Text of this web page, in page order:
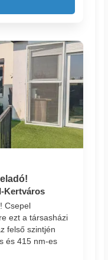
Kertváros
Csepel
ezt a társasházi
felső szintjén
és 415 nm-es